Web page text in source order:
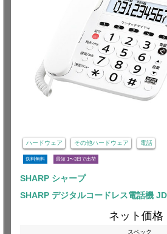
ハードウェア その他ハードウェア 電話
送料無料 最短 1〜3日で出荷
SHARP シャープ
SHARP デジタルコードレス電話機
ネット価格
スペック